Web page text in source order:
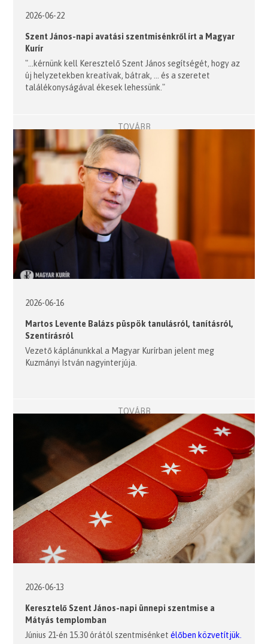
2026-06-22
Szent János-napi avatási szentmisénkről írt a Magyar
Kurír
"...kérnünk kell Keresztelő Szent János segítségét, hogy az
új helyzetekben kreatívak, bátrak, ... és a szeretet
találékonyságával ékesek lehessünk."
TOVÁBB
2026-06-16
Martos Levente Balázs püspök tanulásról, tanításról,
Szentírásról
Vezető káplánunkkal a Magyar Kurírban jelent meg
Kuzmányi István nagyinterjúja.
TOVÁBB
2026-06-13
Keresztelő Szent János-napi ünnepi szentmise a
Mátyás templomban
Június 21-én 15.30 órától szentmisénketélőben közvetítjük.